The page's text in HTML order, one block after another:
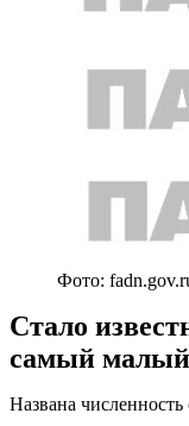
Фото:
Стало
самый малый
Названа